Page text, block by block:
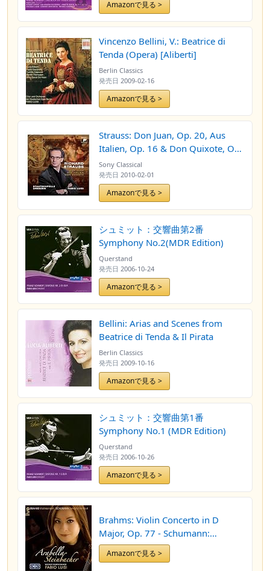
Amazonで見る >
Vincenzo Bellini, V.: Beatrice di
Tenda (Opera) [Aliberti]
Berlin Classics
発売日 2009-02-16
Amazonで見る >
Strauss: Don Juan, Op. 20, Aus
Italien, Op. 16 & Don Quixote, Op.
35
Sony Classical
発売日 2010-02-01
Amazonで見る >
シュミット：交響曲第2番
Symphony No.2(MDR Edition)
Querstand
発売日 2006-10-24
Amazonで見る >
Bellini: Arias and Scenes from
Beatrice di Tenda & Il Pirata
Berlin Classics
発売日 2009-10-16
Amazonで見る >
シュミット：交響曲第1番
Symphony No.1 (MDR Edition)
Querstand
発売日 2006-10-26
Amazonで見る >
Brahms: Violin Concerto in D
Major, Op. 77 - Schumann:
Symphony No. 4 in D Minor, Op.
120
Amazonで見る >